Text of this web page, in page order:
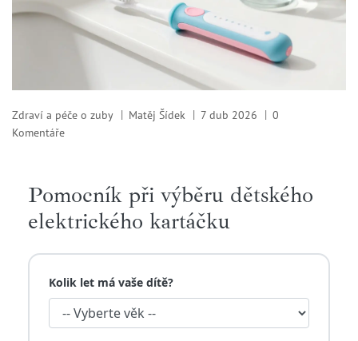
Zdraví a péče o zuby Matěj Šídek 7 dub 2026
0
Komentáře
Pomocník při výběru dětského
elektrického kartáčku
Kolik let má vaše dítě?